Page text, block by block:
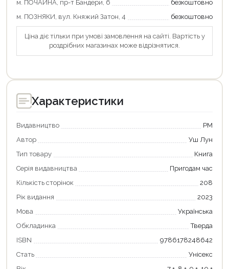
м. ПОЧАЙНА, пр-т Бандери, 6
безкоштовно
м. ПОЗНЯКИ, вул. Княжий Затон, 4
безкоштовно
Ціна діє тільки при умові замовлення на сайті. Вартість у
роздрібних магазинах може відрізнятися.
Характеристики
Видавництво
РМ
Автор
Уш Лун
Тип товару
Книга
Серія видавництва
Пригодам час
Кількість сторінок
208
Рік видання
2023
Мова
Українська
Обкладинка
Тверда
ISBN
9786178248642
Стать
Унісекс
Продовжити покупки
Оформити замовлення